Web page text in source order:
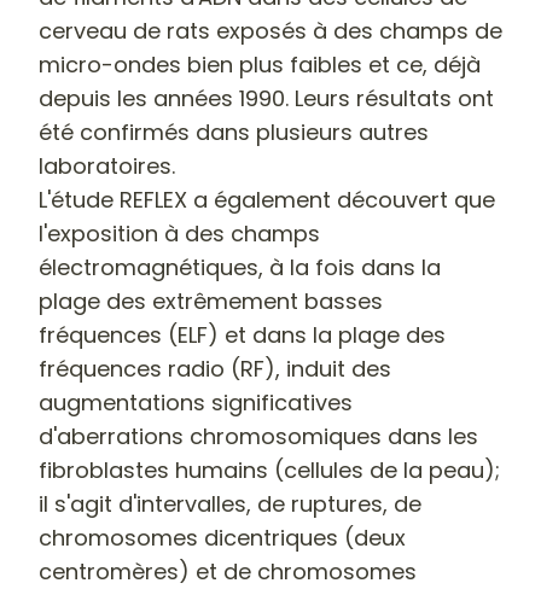
cerveau de rats exposés à des champs de
micro-ondes bien plus faibles et ce, déjà
depuis les années 1990. Leurs résultats ont
été confirmés dans plusieurs autres
laboratoires.
L'étude REFLEX a également découvert que
l'exposition à des champs
électromagnétiques, à la fois dans la
plage des extrêmement basses
fréquences (ELF) et dans la plage des
fréquences radio (RF), induit des
augmentations significatives
d'aberrations chromosomiques dans les
fibroblastes humains (cellules de la peau);
il s'agit d'intervalles, de ruptures, de
chromosomes dicentriques (deux
centromères) et de chromosomes